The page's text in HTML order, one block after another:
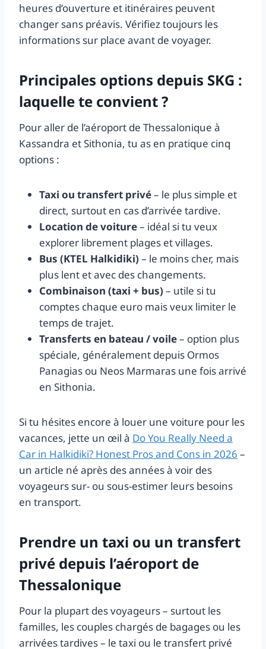
heures d’ouverture et itinéraires peuvent
changer sans préavis. Vérifiez toujours les
informations sur place avant de voyager.
Principales options depuis SKG :
laquelle te convient ?
Pour aller de l’aéroport de Thessalonique à
Kassandra et Sithonia, tu as en pratique cinq
options :
Taxi ou transfert privé– le plus simple et
direct, surtout en cas d’arrivée tardive.
Location de voiture– idéal si tu veux
explorer librement plages et villages.
Bus (KTEL Halkidiki) – le moins cher, mais
plus lent et avec des changements.
Combinaison (taxi + bus) – utile si tu
comptes chaque euro mais veux limiter le
temps de trajet.
Transferts en bateau / voile– option plus
spéciale, généralement depuis Ormos
Panagias ou Neos Marmaras une fois arrivé
en Sithonia.
Si tu hésites encore à louer une voiture pour les
vacances, jette un œil à Do You Really Need a
Car in Halkidiki? Honest Pros and Cons in 2026 –
un article né après des années à voir des
voyageurs sur- ou sous-estimer leurs besoins
en transport.
Prendre un taxi ou un transfert
privé depuis l’aéroport de
Thessalonique
Pour la plupart des voyageurs – surtout les
familles, les couples chargés de bagages ou les
arrivées tardives – le taxi ou le transfert privé